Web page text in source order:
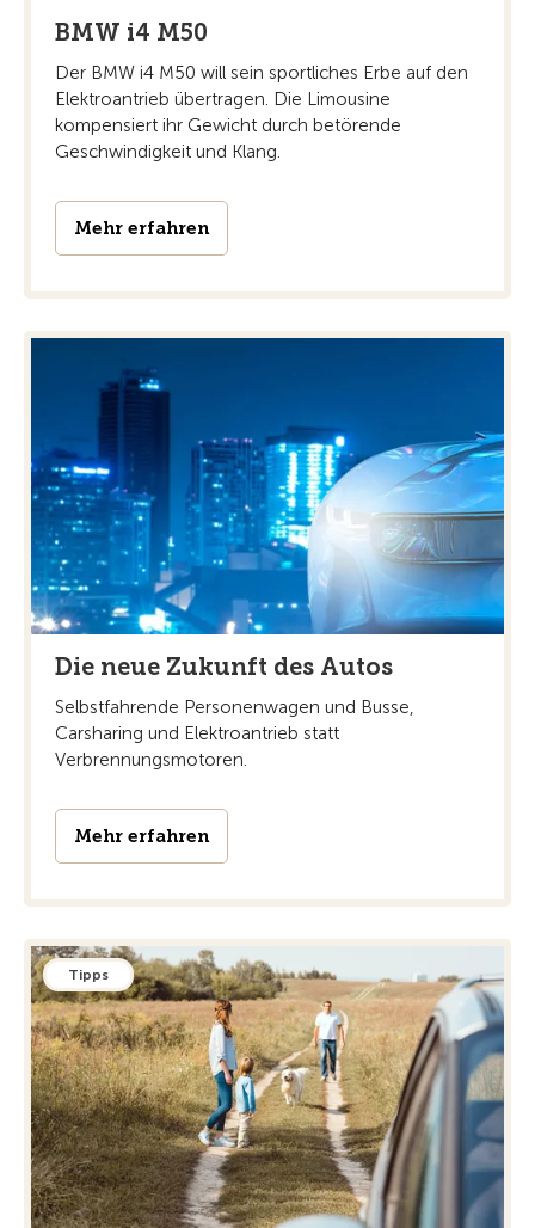
BMW i4 M50
Der BMW i4 M50 will sein sportliches Erbe auf den
Elektroantrieb übertragen. Die Limousine
kompensiert ihr Gewicht durch betörende
Geschwindigkeit und Klang.
Mehr erfahren
Die neue Zukunft des Autos
Selbstfahrende Personenwagen und Busse,
Carsharing und Elektroantrieb statt
Verbrennungsmotoren.
Mehr erfahren
Tipps